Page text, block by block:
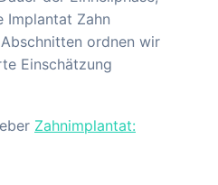
Implantat Zahn
ordnen wir
Einschätzung
Zahnimplantat: